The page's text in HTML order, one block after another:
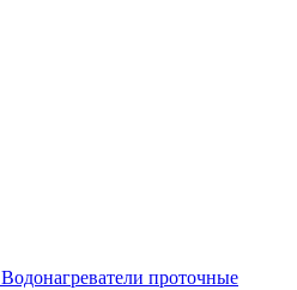
Водонагреватели проточные